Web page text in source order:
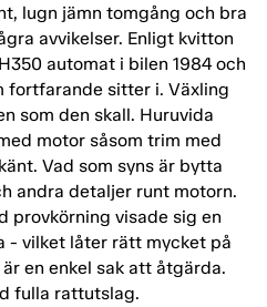
lugn jämn tomgång och bra
avvikelser. Enligt kvitton
automat i bilen 1984 och
fortfarande sitter i. Växling
som den skall. Huruvida
motor såsom trim med
Vad som syns är bytta
andra detaljer runt motorn.
provkörning visade sig en
- vilket låter rätt mycket på
en enkel sak att åtgärda.
fulla rattutslag.